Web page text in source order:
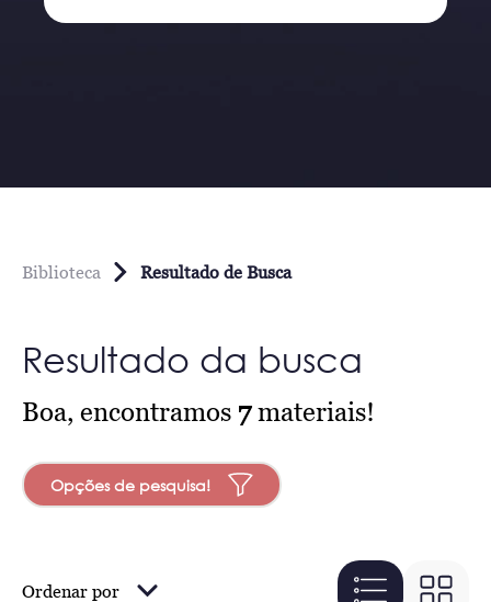
Biblioteca Resultado de Busca
Resultado da busca
Boa, encontramos 7materiais!
Opções de pesquisa!
Ordenar por